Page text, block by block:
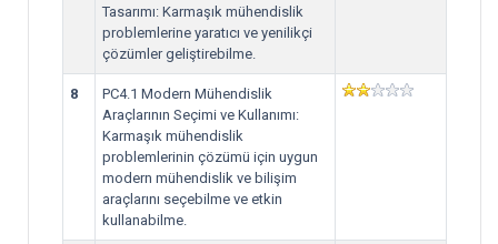
Tasarımı: Karmaşık mühendislik
problemlerine yaratıcı ve yenilikçi
çözümler geliştirebilme.
8
PC4.1 Modern Mühendislik
Araçlarının Seçimi ve Kullanımı:
Karmaşık mühendislik
problemlerinin çözümü için uygun
modern mühendislik ve bilişim
araçlarını seçebilme ve etkin
kullanabilme.